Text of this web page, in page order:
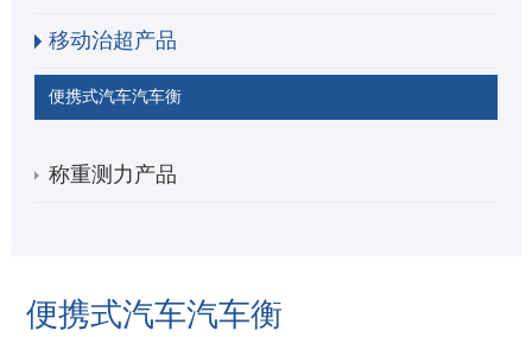
移动治超产品
便携式汽车汽车衡
称重测力产品
便携式汽车汽车衡